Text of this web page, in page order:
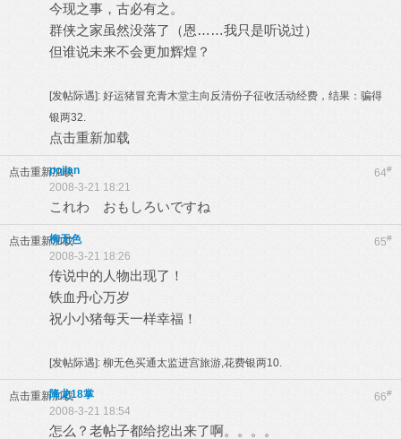
今现之事，古必有之。
群侠之家虽然没落了（恩……我只是听说过）
但谁说未来不会更加辉煌？
[发帖际遇]: 好运猪冒充青木堂主向反清份子征收活动经费，结果：骗得
银两32.
点击重新加载
点击重新加载 64#
pojian
2008-3-21 18:21
これわ おもしろいですね
点击重新加载 65#
柳无色
2008-3-21 18:26
传说中的人物出现了！
铁血丹心万岁
祝小小猪每天一样幸福！
[发帖际遇]: 柳无色买通太监进宫旅游,花费银两10.
点击重新加载 66#
降龙18掌
2008-3-21 18:54
怎么？老帖子都给挖出来了啊。。。。